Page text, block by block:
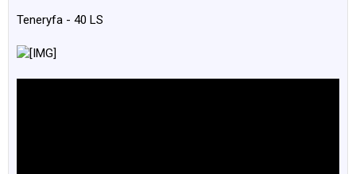
Teneryfa - 40 LS